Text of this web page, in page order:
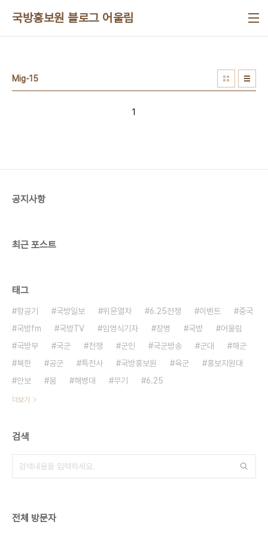
국방홍보원 블로그 어울림
Mig-15
1
공지사항
최근 포스트
태그
항공기 국방일보 위문열차 6.25전쟁 이벤트
중국
국방fm
국방TV 임영식기자 장병 국방
어울림
국방부
국군 전쟁 군인 국군방송 군대
해군
북한
공군 특전사 국방홍보원 육군
홍보지원대
안보
붐 해병대 무기 6.25
더보기
검색
전체 방문자